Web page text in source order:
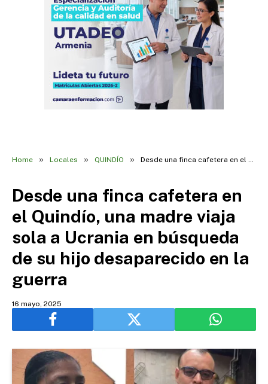
Home » Locales » QUINDÍO » Desde una finca cafetera en el Quindío, una madre viaja sola a Ucrania en búsqueda de su hijo desaparecido en la guerra
Desde una finca cafetera en
el Quindío, una madre viaja
sola a Ucrania en búsqueda
de su hijo desaparecido en la
guerra
16 mayo, 2025